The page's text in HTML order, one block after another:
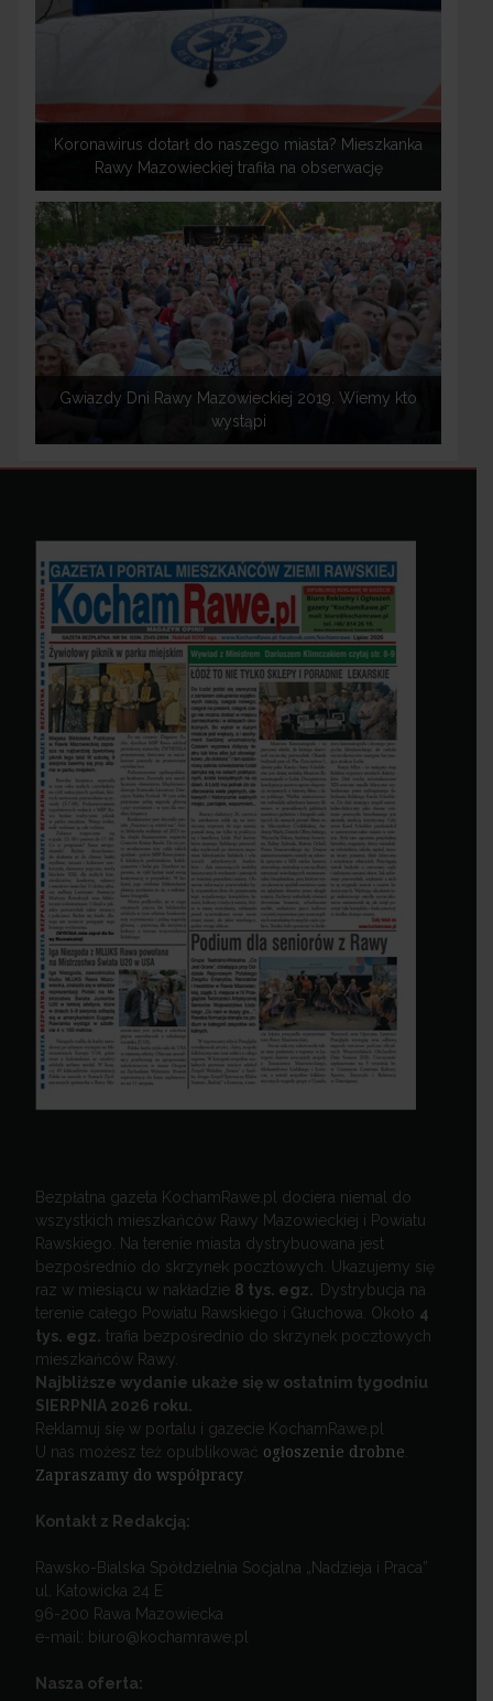
Koronawirus dotarł do naszego miasta? Mieszkanka
Rawy Mazowieckiej trafiła na obserwację
Gwiazdy Dni Rawy Mazowieckiej 2019. Wiemy kto
wystąpi
Bezpłatna gazeta KochamRawe.pl dociera niemal do
wszystkich mieszkańców Rawy Mazowieckiej i Powiatu
Rawskiego. Na terenie miasta dystrybuowana jest
bezpośrednio do skrzynek pocztowych. Ukazujemy się
raz w miesiącu w nakładzie 8 tys. egz.
Dystrybucja na
terenie całego Powiatu Rawskiego i Głuchowa. Około 4
tys. egz. trafia bezpośrednio do skrzynek pocztowych
mieszkańców Rawy.
Najbliższe wydanie ukaże się w ostatnim tygodniu
SIERPNIA 2026 roku.
Reklamuj się w portalu i gazecie KochamRawe.pl
U nas możesz też opublikować ogłoszenie drobne
Zapraszamy do współpracy.
Kontakt z Redakcją:
Rawsko-Bialska Spółdzielnia Socjalna „Nadzieja i Praca”
ul. Katowicka 24 E
96-200 Rawa Mazowiecka
e-mail: biuro@kochamrawe.pl
Nasza oferta: